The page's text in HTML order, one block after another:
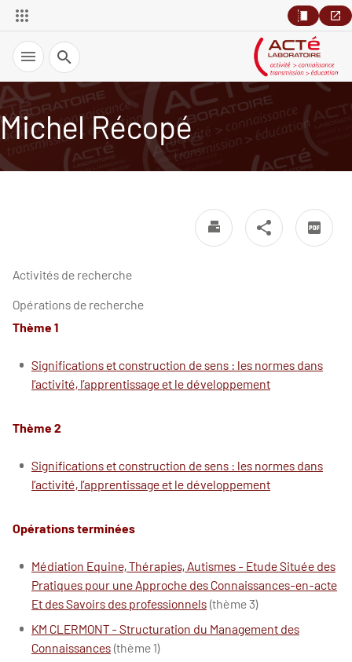
Recherche
Michel Récopé
Activités de recherche
Opérations de recherche
Thème 1
Significations et construction de sens : les normes dans
l’activité, l’apprentissage et le développement
Thème 2
Significations et construction de sens : les normes dans
l’activité, l’apprentissage et le développement
Opérations terminées
Médiation Equine, Thérapies, Autismes - Etude Située des
Pratiques pour une Approche des Connaissances-en-acte
Et des Savoirs des professionnels (thème 3)
KM CLERMONT - Structuration du Management des
Connaissances (thème 1)